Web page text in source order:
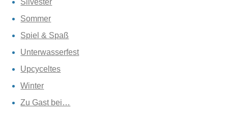
Silvester
Sommer
Spiel & Spaß
Unterwasserfest
Upcyceltes
Winter
Zu Gast bei…